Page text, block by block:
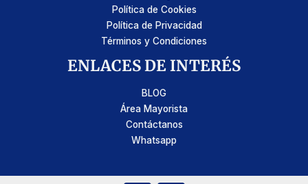
Política de Cookies
Política de Privacidad
Términos y Condiciones
ENLACES DE INTERÉS
BLOG
Área Mayorista
Contáctanos
Whatsapp